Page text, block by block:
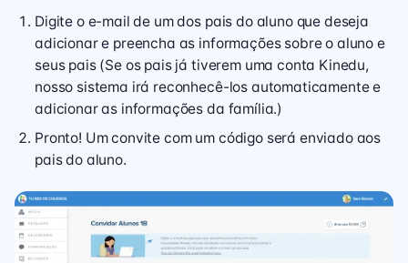
Digite o e-mail de um dos pais do aluno que deseja
adicionar e preencha as informações sobre o aluno e
seus pais (Se os pais já tiverem uma conta Kinedu,
nosso sistema irá reconhecê-los automaticamente e
adicionar as informações da família.)
Pronto! Um convite com um código será enviado aos
pais do aluno.